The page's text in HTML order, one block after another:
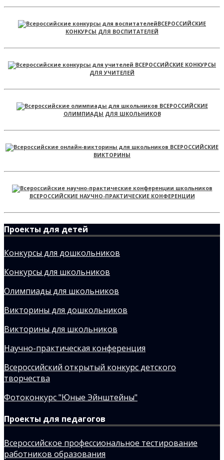
ВСЕРОССИЙСКИЕ
КОНКУРСЫ ДЛЯ ВОСПИТАТЕЛЕЙ
ВСЕРОССИЙСКИЕ КОНКУРСЫ
ДЛЯ УЧИТЕЛЕЙ
ВСЕРОССИЙСКИЕ
ОЛИМПИАДЫ ДЛЯ ШКОЛЬНИКОВ
ВСЕРОССИЙСКИЕ
ВИКТОРИНЫ
ВСЕРОССИЙСКИЕ НАУЧНО-ПРАКТИЧЕСКИЕ КОНФЕРЕНЦИИ
Проекты для детей
Конкурсы для дошкольников
Конкурсы для школьников
Олимпиады для школьников
Викторины для дошкольников
Викторины для школьников
Научно-практическая конференция
Всероссийский открытый конкурс детского
творчества
Фотоконкурс "Юные Эйнштейны"
Проекты для педагогов
Всероссийское профессиональное тестирование
работников образования